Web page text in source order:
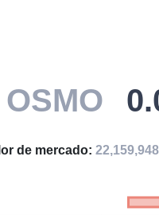
OSMO
de mercado: